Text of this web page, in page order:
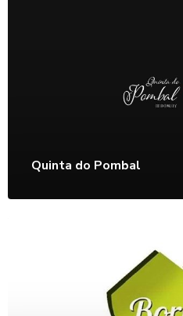
Quinta do Pombal